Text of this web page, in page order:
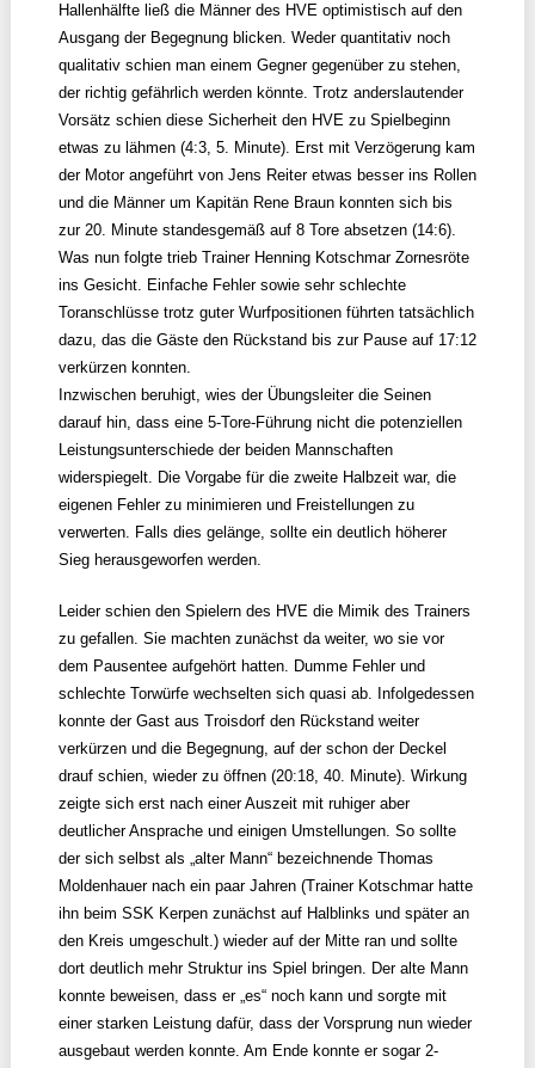
Hallenhälfte ließ die Männer des HVE optimistisch auf den
Ausgang der Begegnung blicken. Weder quantitativ noch
qualitativ schien man einem Gegner gegenüber zu stehen,
der richtig gefährlich werden könnte. Trotz anderslautender
Vorsätz schien diese Sicherheit den HVE zu Spielbeginn
etwas zu lähmen (4:3, 5. Minute). Erst mit Verzögerung kam
der Motor angeführt von Jens Reiter etwas besser ins Rollen
und die Männer um Kapitän Rene Braun konnten sich bis
zur 20. Minute standesgemäß auf 8 Tore absetzen (14:6).
Was nun folgte trieb Trainer Henning Kotschmar Zornesröte
ins Gesicht. Einfache Fehler sowie sehr schlechte
Toranschlüsse trotz guter Wurfpositionen führten tatsächlich
dazu, das die Gäste den Rückstand bis zur Pause auf 17:12
verkürzen konnten.
Inzwischen beruhigt, wies der Übungsleiter die Seinen
darauf hin, dass eine 5-Tore-Führung nicht die potenziellen
Leistungsunterschiede der beiden Mannschaften
widerspiegelt. Die Vorgabe für die zweite Halbzeit war, die
eigenen Fehler zu minimieren und Freistellungen zu
verwerten. Falls dies gelänge, sollte ein deutlich höherer
Sieg herausgeworfen werden.
Leider schien den Spielern des HVE die Mimik des Trainers
zu gefallen. Sie machten zunächst da weiter, wo sie vor
dem Pausentee aufgehört hatten. Dumme Fehler und
schlechte Torwürfe wechselten sich quasi ab. Infolgedessen
konnte der Gast aus Troisdorf den Rückstand weiter
verkürzen und die Begegnung, auf der schon der Deckel
drauf schien, wieder zu öffnen (20:18, 40. Minute). Wirkung
zeigte sich erst nach einer Auszeit mit ruhiger aber
deutlicher Ansprache und einigen Umstellungen. So sollte
der sich selbst als „alter Mann“ bezeichnende Thomas
Moldenhauer nach ein paar Jahren (Trainer Kotschmar hatte
ihn beim SSK Kerpen zunächst auf Halblinks und später an
den Kreis umgeschult.) wieder auf der Mitte ran und sollte
dort deutlich mehr Struktur ins Spiel bringen. Der alte Mann
konnte beweisen, dass er „es“ noch kann und sorgte mit
einer starken Leistung dafür, dass der Vorsprung nun wieder
ausgebaut werden konnte. Am Ende konnte er sogar 2-